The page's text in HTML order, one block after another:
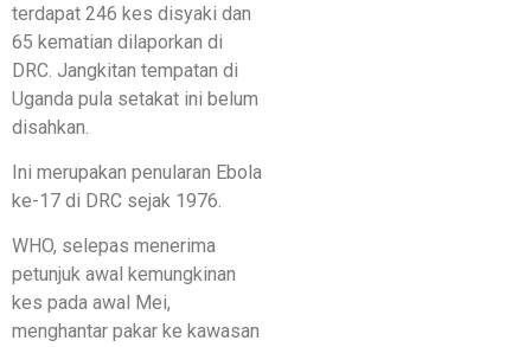
terdapat 246 kes disyaki dan
65 kematian dilaporkan di
DRC. Jangkitan tempatan di
Uganda pula setakat ini belum
disahkan.
Ini merupakan penularan Ebola
ke-17 di DRC sejak 1976.
WHO, selepas menerima
petunjuk awal kemungkinan
kes pada awal Mei,
menghantar pakar ke kawasan